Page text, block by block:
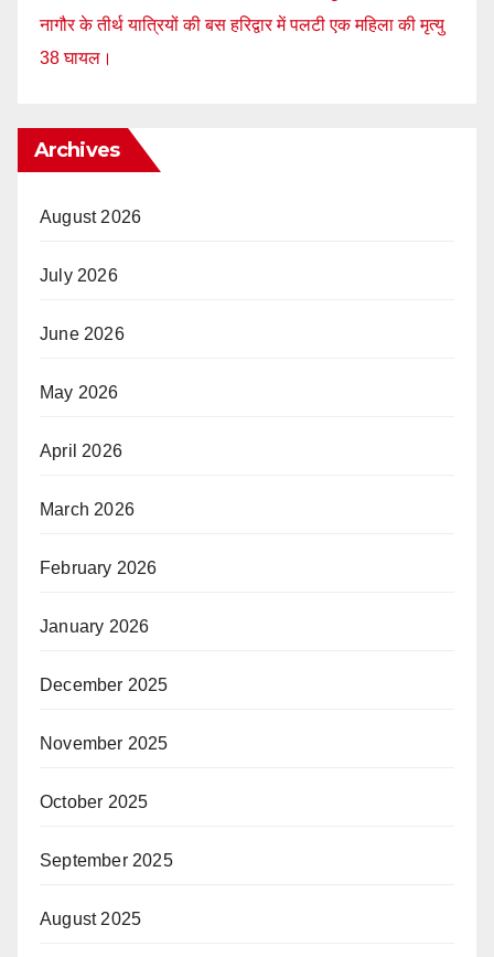
नागौर के तीर्थ यात्रियों की बस हरिद्वार में पलटी एक महिला की मृत्यु
38 घायल।
Archives
August 2026
July 2026
June 2026
May 2026
April 2026
March 2026
February 2026
January 2026
December 2025
November 2025
October 2025
September 2025
August 2025